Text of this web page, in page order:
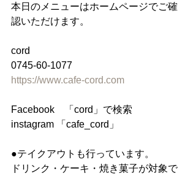
本日のメニューはホームページでご確
認いただけます。
cord
0745-60-1077
https://www.cafe-cord.com
Facebook　「cord」で検索
instagram 「cafe_cord」
●テイクアウトも行っています。
ドリンク・ケーキ・焼き菓子が対象で